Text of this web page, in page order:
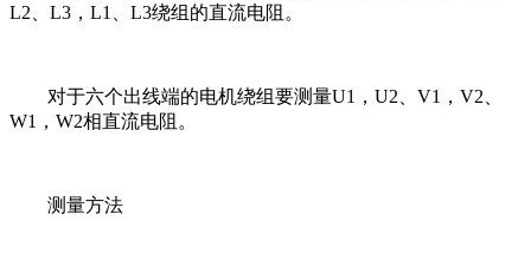
L2、L3，L1、L3绕组的直流电阻。
对于六个出线端的电机绕组要测量U1，U2、V1，V2、
W1，W2相直流电阻。
测量方法